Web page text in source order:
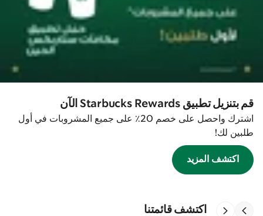
قم بتنزيل تطبيق Starbucks Rewards الآن
اشترك واحصل على خصم 20٪ على جميع المشروبات في أول
طلبين لك!
اكتشف المزيد
اكتشف قائمتنا